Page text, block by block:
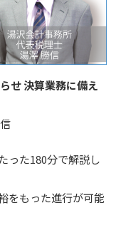
せ 決算業務に備え
った180分で解説し
をもった進行が可能